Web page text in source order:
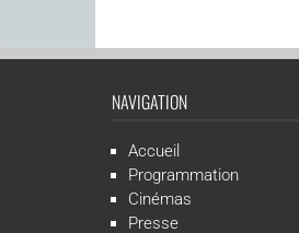
NAVIGATION
Accueil
Programmation
Cinémas
Presse